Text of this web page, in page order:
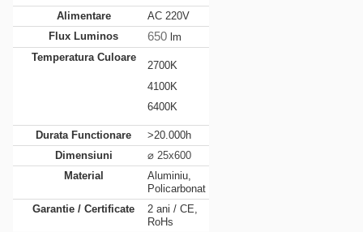
Alimentare
AC 220V
Flux Luminos
650 lm
Temperatura Culoare
2700K
4100K
6400K
Durata Functionare
>20.000h
Dimensiuni
⌀ 25x600
Material
Aluminiu,
Policarbonat
Garantie / Certificate
2 ani / CE,
RoHs